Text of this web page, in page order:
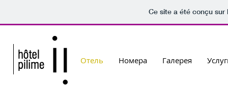
Ce site a été conçu
Oтель Hомера Галерея